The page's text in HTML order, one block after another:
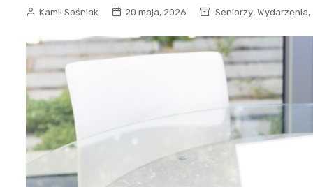
Kamil Sośniak 20 maja, 2026 Seniorzy, Wydarzenia,